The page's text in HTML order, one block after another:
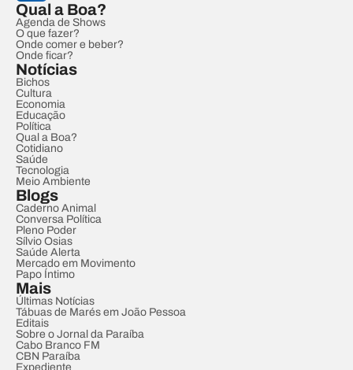
Qual a Boa?
Agenda de Shows
O que fazer?
Onde comer e beber?
Onde ficar?
Notícias
Bichos
Cultura
Economia
Educação
Política
Qual a Boa?
Cotidiano
Saúde
Tecnologia
Meio Ambiente
Blogs
Caderno Animal
Conversa Política
Pleno Poder
Sílvio Osias
Saúde Alerta
Mercado em Movimento
Papo Íntimo
Mais
Últimas Notícias
Tábuas de Marés em João Pessoa
Editais
Sobre o Jornal da Paraíba
Cabo Branco FM
CBN Paraíba
Expediente